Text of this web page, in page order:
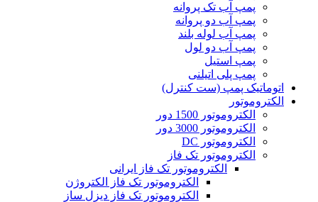
پمپ آب تک پروانه
پمپ آب دو پروانه
پمپ آب لوله بلند
پمپ آب دو لول
پمپ استیل
پمپ پلی اتیلنی
اتوماتیک پمپ (ست کنترل)
الکتروموتور
الکتروموتور 1500 دور
الکتروموتور 3000 دور
الکتروموتور DC
الکتروموتور تک فاز
الکتروموتور تک فاز ایرانی
الکتروموتور تک فاز الکتروژن
الکتروموتور تک فاز دیزل ساز